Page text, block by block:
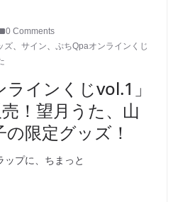
0 Comments
ズ、 サイン、 ぷちQpaオンラインくじ
ラインくじvol.1」
！望月うた、山
限定グッズ！
ップに、ちまっと